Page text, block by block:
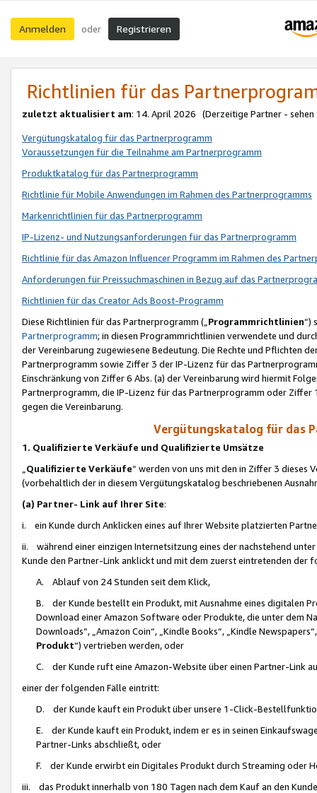
Anmelden oder Registrieren
Richtlinien für das
zuletzt aktualisiert am: 14. April 2026 (Derzeitige Partner - sehen
Vergütungskatalog für das Partnerprogramm
Voraussetzungen für die Teilnahme am Partnerprogramm
Produktkatalog für das Partnerprogramm
Richtlinie für Mobile Anwendungen im Rahmen des Partnerprogramms
Markenrichtlinien für das Partnerprogramm
IP-Lizenz- und Nutzungsanforderungen für das Partnerprogramm
Richtlinie für das Amazon Influencer Programm im Rahmen des
Anforderungen für Preissuchmaschinen in Bezug auf das
Richtlinien für das Creator Ads Boost-Programm
Diese Richtlinien für das Partnerprogramm („Programmrichtlinien“)
Partnerprogramm; in diesen Programmrichtlinien verwendete und
der Vereinbarung zugewiesene Bedeutung. Die Rechte und Pflichten
Partnerprogramm sowie Ziffer 3 der IP-Lizenz für das
Einschränkung von Ziffer 6 Abs. (a) der Vereinbarung wird hiermit
Partnerprogramm, die IP-Lizenz für das Partnerprogramm oder
gegen die Vereinbarung.
Vergütungskatalog für das
1. Qualifizierte Verkäufe und Qualifizierte Umsätze
Qualifizierte Verkäufe“ werden von uns mit den in Ziffer 3
(vorbehaltlich der in diesem Vergütungskatalog beschriebenen
(a) Partner- Link auf Ihrer Site:
i. ein Kunde durch Anklicken eines auf Ihrer Website platzierten
ii. während einer einzigen Internetsitzung eines der nachstehend
Kunde den Partner-Link anklickt und mit dem zuerst eintretenden der
A. Ablauf von 24 Stunden seit dem Klick,
B. der Kunde bestellt ein Produkt, mit Ausnahme eines digitalen
Download einer Amazon Software oder Produkte, die unter dem
Downloads“, „Amazon Coin“, „Kindle Books“, „Kindle
Produkt“) vertrieben werden, oder
C. der Kunde ruft eine Amazon-Website über einen Partner-Link
einer der folgenden Fälle eintritt:
D. der Kunde kauft ein Produkt über unsere 1-Click-
E. der Kunde kauft ein Produkt, indem er es in seinen
Partner-Links abschließt, oder
F. der Kunde erwirbt ein Digitales Produkt durch Streaming oder
iii. das Produkt innerhalb von 180 Tagen nach dem Kauf an den